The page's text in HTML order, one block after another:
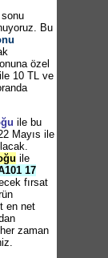
Bu
özel
10 TL ve
ile bu
Mayıs ile
ile
17
fırsat
en net
zaman